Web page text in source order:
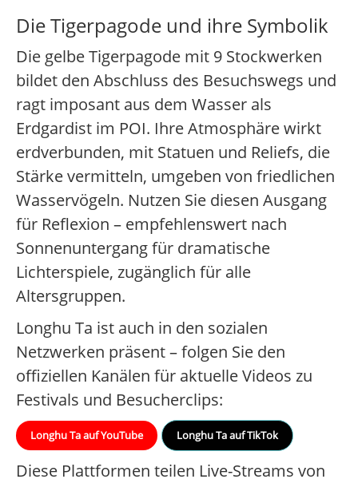
Die Tigerpagode und ihre Symbolik
Die gelbe Tigerpagode mit 9 Stockwerken
bildet den Abschluss des Besuchswegs und
ragt imposant aus dem Wasser als
Erdgardist im POI. Ihre Atmosphäre wirkt
erdverbunden, mit Statuen und Reliefs, die
Stärke vermitteln, umgeben von friedlichen
Wasservögeln. Nutzen Sie diesen Ausgang
für Reflexion – empfehlenswert nach
Sonnenuntergang für dramatische
Lichterspiele, zugänglich für alle
Altersgruppen.
Longhu Ta ist auch in den sozialen
Netzwerken präsent – folgen Sie den
offiziellen Kanälen für aktuelle Videos zu
Festivals und Besucherclips:
Longhu Ta auf YouTube Longhu Ta auf TikTok
Diese Plattformen teilen Live-Streams von